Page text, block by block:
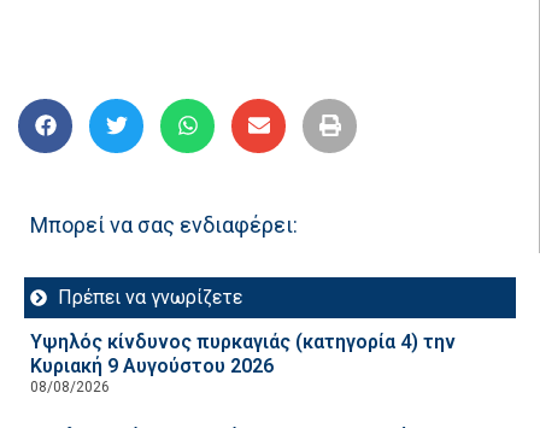
Μπορεί να σας ενδιαφέρει:
Πρέπει να γνωρίζετε
Υψηλός κίνδυνος πυρκαγιάς (κατηγορία 4) την
Κυριακή 9 Αυγούστου 2026
08/08/2026